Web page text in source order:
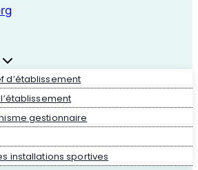
d’établissement
gestionnaire
installations sportives